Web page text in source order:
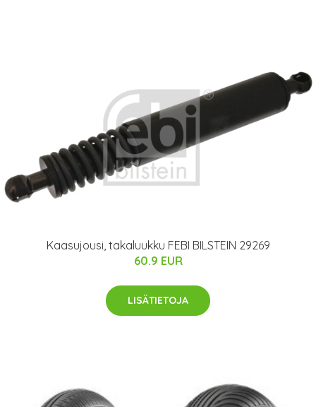
Kaasujousi, takaluukku FEBI BILSTEIN 29269
60.9 EUR
LISÄTIETOJA